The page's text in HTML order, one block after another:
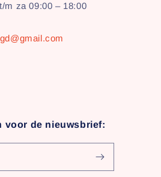
m za 09:00 – 18:00
voor de nieuwsbrief: